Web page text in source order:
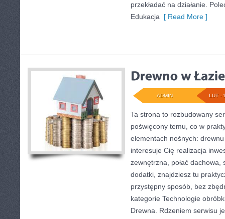
przekładać na działanie.
Edukacja [ Read More ]
LUT -
ADMIN
Ta strona to rozbudowany
poświęcony temu, co w
elementach nośnych:
interesuje Cię realizacja
zewnętrzna, połać
dodatki, znajdziesz tu
przystępny sposób, bez
kategorie Technologie
Drewna. Rdzeniem serwisu